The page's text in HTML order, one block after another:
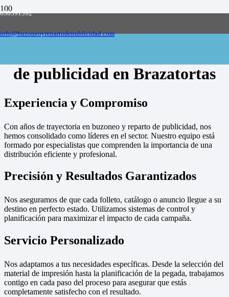
658591592
info@buzoneoyrepartodepublicidad.com
Empresa de buzoneo y reparto de publicidad
de publicidad en Brazatortas
Experiencia y Compromiso
Con años de trayectoria en buzoneo y reparto de publicidad, nos
hemos consolidado como líderes en el sector. Nuestro equipo está
formado por especialistas que comprenden la importancia de una
distribución eficiente y profesional.
Precisión y Resultados Garantizados
Nos aseguramos de que cada folleto, catálogo o anuncio llegue a su
destino en perfecto estado. Utilizamos sistemas de control y
planificación para maximizar el impacto de cada campaña.
Servicio Personalizado
Nos adaptamos a tus necesidades específicas. Desde la selección del
material de impresión hasta la planificación de la pegada, trabajamos
contigo en cada paso del proceso para asegurar que estás
completamente satisfecho con el resultado.